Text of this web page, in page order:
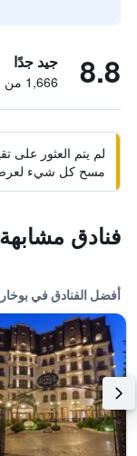
8.8 جيد جدًا
1,666 من التقييمات تم التحقق منها
لم يتم العثور على
مسح كل شيء لعرض
فنادق
أفضل الفنادق في